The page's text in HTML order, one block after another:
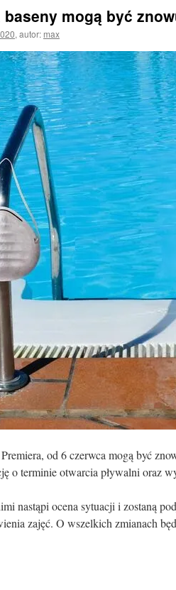
baseny mogą być
, autor: max
od 6 czerwca mogą być
o terminie otwarcia pływalni oraz
nastąpi ocena sytuacji i zostaną
zajęć. O wszelkich zmianach